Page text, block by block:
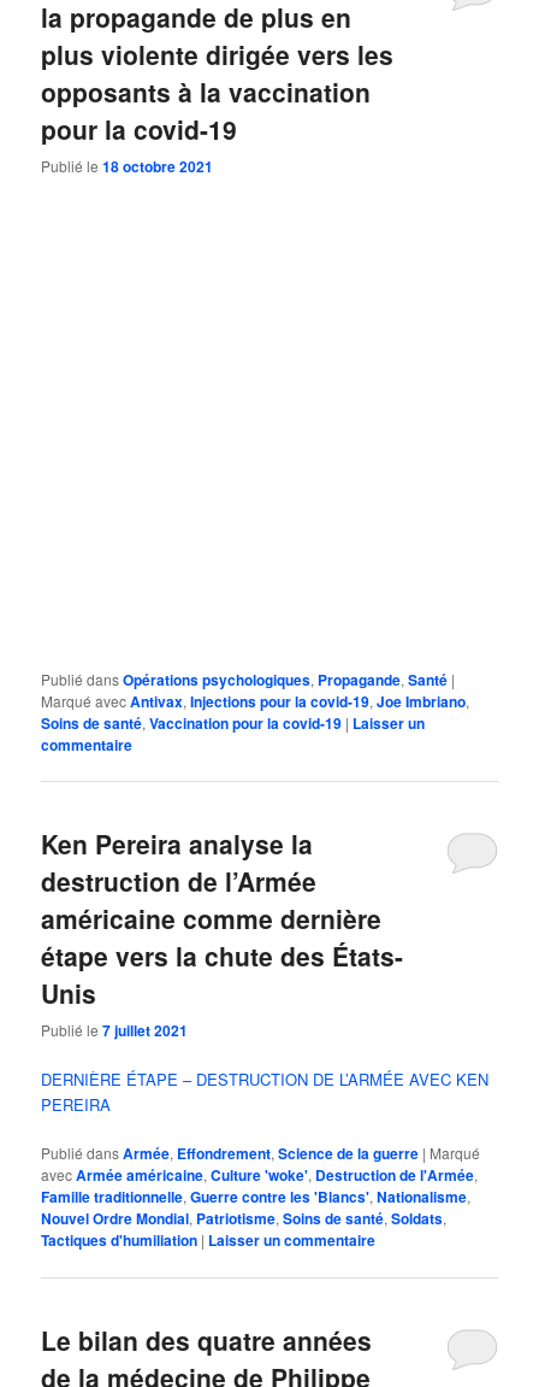
la propagande de plus en
plus violente dirigée vers les
opposants à la vaccination
pour la covid-19
Publié le18 octobre 2021
Publié dansOpérations psychologiques, Propagande,Santé |
Marqué avecAntivax,Injections pour la covid-19,Joe Imbriano,
Soins de santé,Vaccination pour la covid-19 | Laisser un
commentaire
Ken Pereira analyse la
destruction de l’Armée
américaine comme dernière
étape vers la chute des États-
Unis
Publié le7 juillet 2021
DERNIÈRE ÉTAPE – DESTRUCTION DE L’ARMÉE AVEC KEN
PEREIRA
Publié dansArmée, Effondrement,Science de la guerre | Marqué
avecArmée américaine,Culture 'woke', Destruction de l'Armée,
Famille traditionnelle,Guerre contre les 'Blancs',Nationalisme,
Nouvel Ordre Mondial, Patriotisme,Soins de santé,Soldats,
Tactiques d'humiliation | Laisser un commentaire
Le bilan des quatre années
de la médecine de Philippe